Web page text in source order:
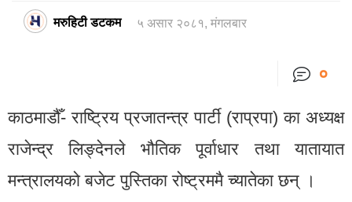
मरुहिटी डटकम ५ असार २०८१, मंगलबार
०
काठमाडौँ- राष्ट्रिय प्रजातन्त्र पार्टी (राप्रपा) का अध्यक्ष
राजेन्द्र लिङ्देनले भौतिक पूर्वाधार तथा यातायात
मन्त्रालयको बजेट पुस्तिका रोष्ट्रममै च्यातेका छन् ।